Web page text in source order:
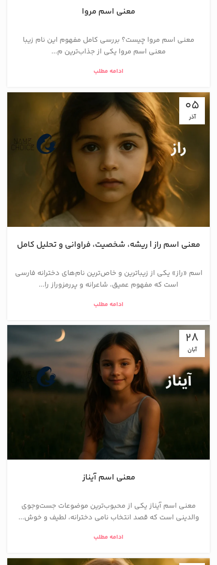
معنی اسم مروا
معنی اسم مروا چیست؟ بررسی کامل مفهوم این نام زیبا
معنی اسم مروا یکی از جذاب‌ترین م...
ادامه مطلب
05
آذر
معنی اسم راز | ریشه، شخصیت، فراوانی و تحلیل کامل
اسم «راز» یکی از زیباترین و خاص‌ترین نام‌های دخترانه فارسی
است که مفهوم عمیق، شاعرانه و پررمزوراز را...
ادامه مطلب
28
آبان
معنی اسم آیناز
معنی اسم آیناز یکی از محبوب‌ترین موضوعات جست‌وجوی
والدینی است که قصد انتخاب نامی دخترانه، لطیف و خوش...
ادامه مطلب